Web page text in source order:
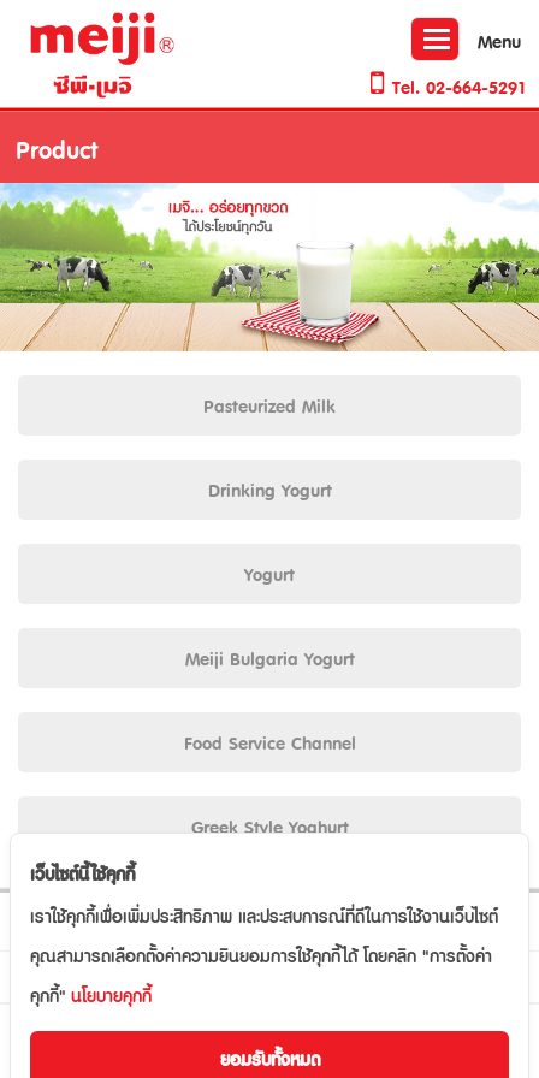
Toggle
navigation
Menu
Tel. 02-664-5291
Product
Pasteurized Milk
Drinking Yogurt
Yogurt
Meiji Bulgaria Yogurt
Food Service Channel
Greek Style Yoghurt
Follow us
Site Map
CALL CENTER
เว็บไซต์นี้ใช้คุกกี้
เราใช้คุกกี้เพื่อเพิ่มประสิทธิภาพ และประสบการณ์ที่ดีในการใช้งานเว็บไซต์
คุณสามารถเลือกตั้งค่าความยินยอมการใช้คุกกี้ได้ โดยคลิก "การตั้งค่า
คุกกี้" นโยบายคุกกี้
ยอมรับทั้งหมด